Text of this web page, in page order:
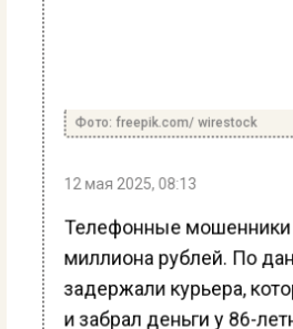
Фото: freepik.com/ wirestock
12 мая 2025, 08:13
Телефонные мошенники
миллиона рублей. По
задержали курьера,
и забрал деньги у 86-